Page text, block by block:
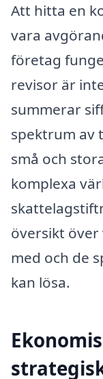
Att hitta en
vara
företag
revisor är
summerar
spektrum av
små och
komplexa
översikt över
med och de
kan lösa.